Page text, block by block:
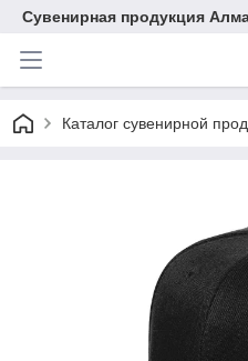
Сувенирная продукция
Каталог сувенирной